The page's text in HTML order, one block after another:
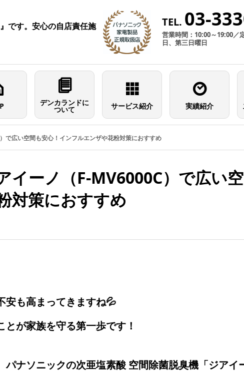
です。安心の自店責任施
TEL. 03-
営業時間：10:00～19:00／
日、第三日曜日
デンカランドに
ついて サービス紹介 実績紹介
で広い空間も安心！インフルエンザや花粉対策におすすめ
イーノ（F-MV6000C）で広い
対策におすすめ
安も高まってきますね💦
が家族を守る第一歩です！
パナソニックの次亜塩素酸 空間除菌脱臭機「ジアイ